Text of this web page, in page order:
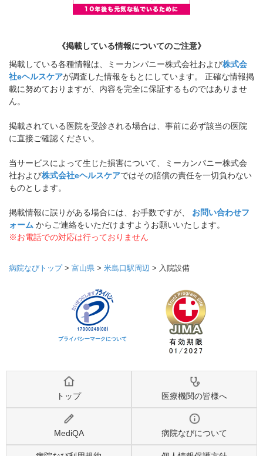
《掲載している情報についてのご注意》
掲載している各種情報は、ミーカンパニー株式会社および株式会
社eヘルスケアが調査した情報をもとにしています。 正確な情報掲
載に努めておりますが、内容を完全に保証するものではありませ
ん。
掲載されている医院を受診される場合は、事前に必ず該当の医院
に直接ご確認ください。
当サービスによって生じた損害について、ミーカンパニー株式会
社および株式会社eヘルスケアではその賠償の責任を一切負わない
ものとします。
掲載情報に誤りがある場合には、お手数ですが、 お問い合わせフ
ォーム からご連絡をいただけますようお願いいたします。
※お電話での対応は行っておりません
病院なびトップ> 富山県 > 米島口駅周辺 > 入院設備
プライバシーマークについて
トップ 医療機関の皆様へ
MediQA 病院なびについて